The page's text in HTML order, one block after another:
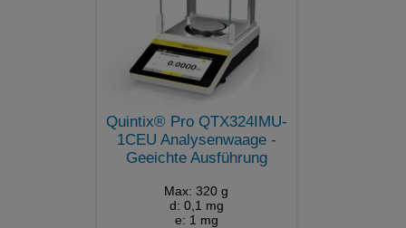
Quintix® Pro QTX324IMU-
1CEU Analysenwaage -
Geeichte Ausführung
Max: 320 g
d: 0,1 mg
e: 1 mg